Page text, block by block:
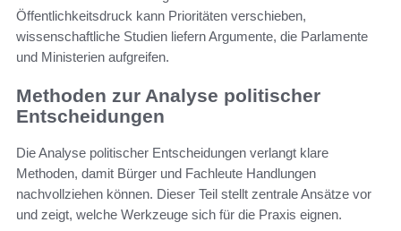
Öffentlichkeitsdruck kann Prioritäten verschieben,
wissenschaftliche Studien liefern Argumente, die Parlamente
und Ministerien aufgreifen.
Methoden zur Analyse politischer
Entscheidungen
Die Analyse politischer Entscheidungen verlangt klare
Methoden, damit Bürger und Fachleute Handlungen
nachvollziehen können. Dieser Teil stellt zentrale Ansätze vor
und zeigt, welche Werkzeuge sich für die Praxis eignen.